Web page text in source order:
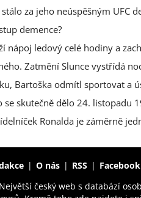
za jeho neúspěšným UFC
demence?
nápoj ledový celé hodiny a
Zatmění Slunce vystřídá
Bartoška odmítl sportovat a
skutečně dělo 24. listopadu
Ronalda je záměrně
O nás RSS Facebook
český web s databází